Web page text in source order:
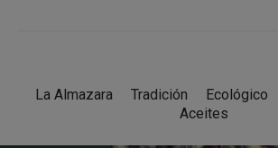
La Almazara Tradición Ecológico
Aceites